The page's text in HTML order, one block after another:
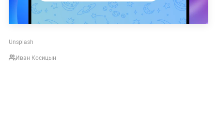
Unsplash
Иван Косицын